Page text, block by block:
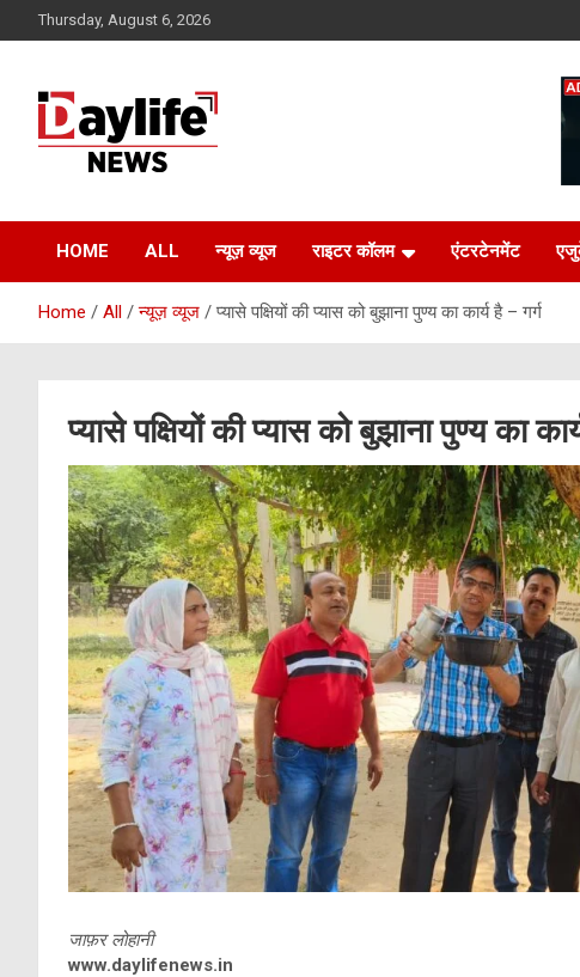
to
Thursday, August 6, 2026
HOME ALL न्यूज़ व्यूज राइटर कॉलम एंटरटेनमेंट
Home All न्यूज़ व्यूज प्यासे पक्षियों की प्यास को बुझाना पुण्य का कार्य है – गर्ग
प्यासे पक्षियों की प्यास को बुझाना पुण्य का
जाफ़र लोहानी
www.daylifenews.in